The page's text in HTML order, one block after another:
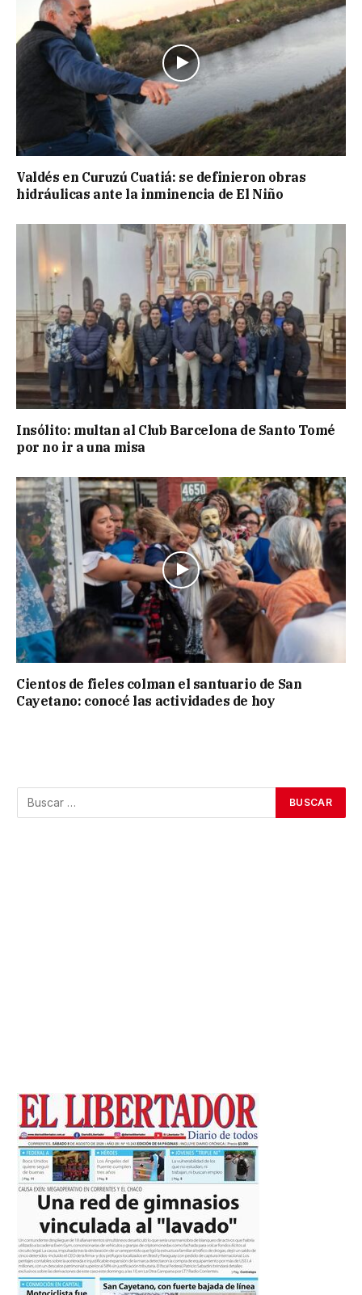
Valdés en Curuzú Cuatiá: se definieron obras
hidráulicas ante la inminencia de El Niño
Insólito: multan al Club Barcelona de Santo Tomé
por no ir a una misa
Cientos de fieles colman el santuario de San
Cayetano: conocé las actividades de hoy